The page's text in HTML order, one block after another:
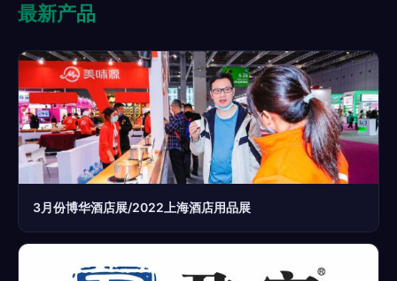
最新产品
3月份博华酒店展/2022上海酒店用品展